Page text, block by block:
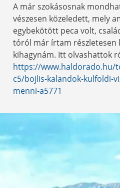
A már szokásosnak
vészesen közeledett, mely
egybekötött peca volt,
tóról már írtam részletesen
kihagynám. Itt olvashattok
https://www.haldorado.hu/
c5/bojlis-kalandok-kulfoldi-
menni-a5771